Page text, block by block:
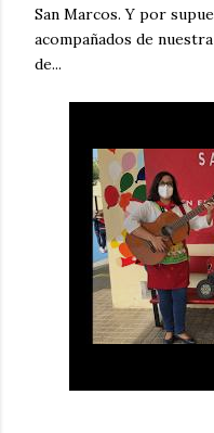
San Marcos. Y por
acompañados de
de...